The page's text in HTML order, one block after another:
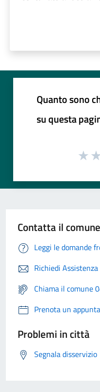
Quanto sono
su questa
Contatta il comune
Leggi le domande
Richiedi Assistenza
Chiama il comune
Prenota un
Problemi in città
Segnala disservizio